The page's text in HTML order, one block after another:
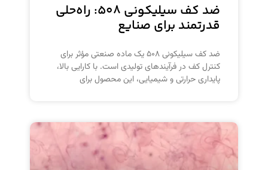
ضد کف سیلیکونی ۵۰۸: راه‌حلی
قدرتمند برای صنایع
ضد کف سیلیکونی ۵۰۸ یک ماده صنعتی مؤثر برای
کنترل کف در فرآیندهای تولیدی است. با کارایی بالا،
پایداری حرارتی و شیمیایی، این محصول برای